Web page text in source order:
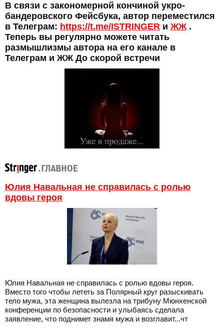
В связи с закономерной кончиной укро-
бандеровского Фейсбука, автор переместился
в Телеграм: https://t.me/ISTRINGER и ЖЖ.
Теперь вы регулярно можете читать
размышлизмы автора на его канале в
Телеграм и ЖЖ До скорой встречи
Юлия Навальная не справилась с ролью
вдовы героя
Юлия Навальная не справилась с ролью вдовы героя.
Вместо того чтобы лететь за Полярный круг разыскивать
тело мужа, эта женщина вылезла на трибуну Мюнхенской
конференции по безопасности и улыбаясь сделала
заявление, что поднимет знамя мужа и возглавит...чт